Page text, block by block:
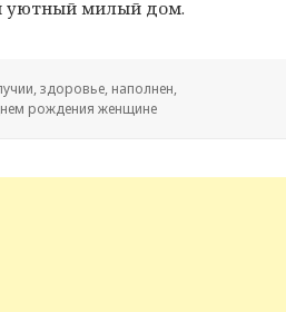
уютный милый дом.
,здоровье, наполнен,
рождения женщине